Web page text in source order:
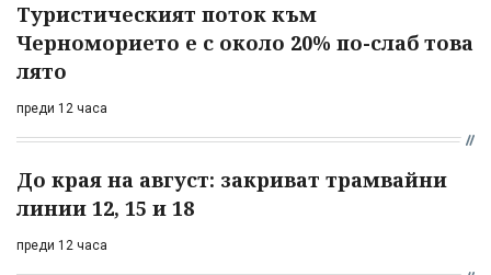
Туристическият поток към
Черноморието е с около 20% по-слаб това
лято
преди 12 часа
До края на август: закриват трамвайни
линии 12, 15 и 18
преди 12 часа